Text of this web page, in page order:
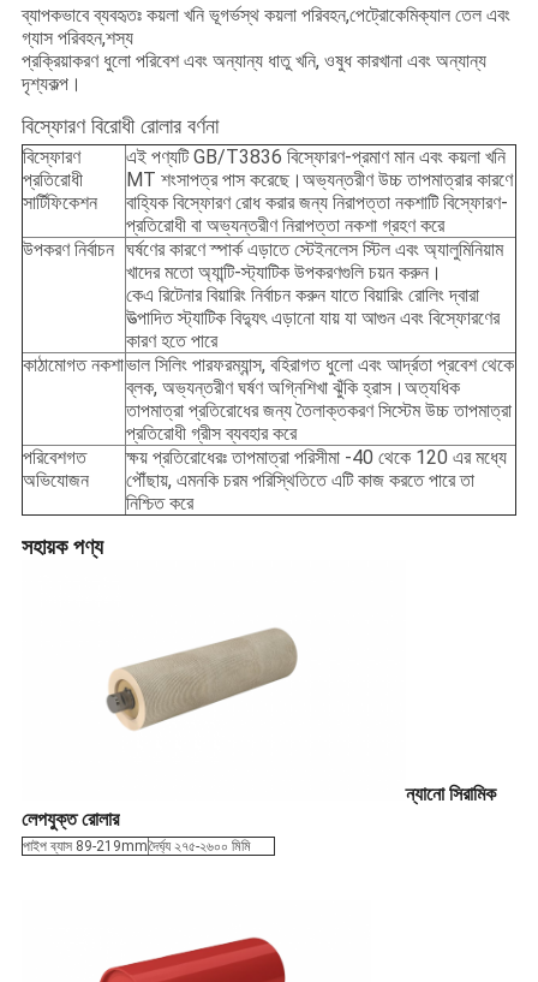
ব্যাপকভাবে ব্যবহৃতঃ কয়লা খনি ভূগর্ভস্থ কয়লা পরিবহন,পেট্রোকেমিক্যাল তেল এবং
গ্যাস পরিবহন,শস্য
প্রক্রিয়াকরণ ধুলো পরিবেশ এবং অন্যান্য ধাতু খনি, ওষুধ কারখানা এবং অন্যান্য
দৃশ্যকল্প।
বিস্ফোরণ বিরোধী রোলার বর্ণনা
বিস্ফোরণ
প্রতিরোধী
সার্টিফিকেশন
এই পণ্যটি GB/T3836 বিস্ফোরণ-প্রমাণ মান এবং কয়লা খনি
MT শংসাপত্র পাস করেছে।অভ্যন্তরীণ উচ্চ তাপমাত্রার কারণে
বাহ্যিক বিস্ফোরণ রোধ করার জন্য নিরাপত্তা নকশাটি বিস্ফোরণ-
প্রতিরোধী বা অভ্যন্তরীণ নিরাপত্তা নকশা গ্রহণ করে
উপকরণ নির্বাচন ঘর্ষণের কারণে স্পার্ক এড়াতে স্টেইনলেস স্টিল এবং অ্যালুমিনিয়াম
খাদের মতো অ্যান্টি-স্ট্যাটিক উপকরণগুলি চয়ন করুন।
কেএ রিটেনার বিয়ারিং নির্বাচন করুন যাতে বিয়ারিং রোলিং দ্বারা
উত্পাদিত স্ট্যাটিক বিদ্যুৎ এড়ানো যায় যা আগুন এবং বিস্ফোরণের
কারণ হতে পারে
কাঠামোগত নকশাভাল সিলিং পারফরম্যান্স, বহিরাগত ধুলো এবং আর্দ্রতা প্রবেশ থেকে
ব্লক, অভ্যন্তরীণ ঘর্ষণ অগ্নিশিখা ঝুঁকি হ্রাস।অত্যধিক
তাপমাত্রা প্রতিরোধের জন্য তৈলাক্তকরণ সিস্টেম উচ্চ তাপমাত্রা
প্রতিরোধী গ্রীস ব্যবহার করে
পরিবেশগত
অভিযোজন
ক্ষয় প্রতিরোধেরঃ তাপমাত্রা পরিসীমা -40 থেকে 120 এর মধ্যে
পৌঁছায়, এমনকি চরম পরিস্থিতিতে এটি কাজ করতে পারে তা
নিশ্চিত করে
সহায়ক পণ্য
ন্যানো সিরামিক
লেপযুক্ত রোলার
পাইপ ব্যাস 89-219mmদৈর্ঘ্য ২৭৫-২৬০০ মিমি